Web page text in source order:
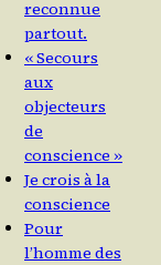
reconnue
partout.
« Secours
aux
objecteurs
de
conscience »
Je crois à la
conscience
Pour
l’homme des